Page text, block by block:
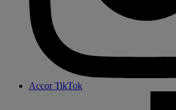
Accor TikTok